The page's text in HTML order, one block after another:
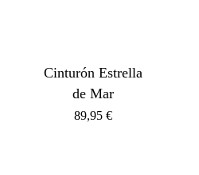
Cinturón Estrella
de Mar
89,95€